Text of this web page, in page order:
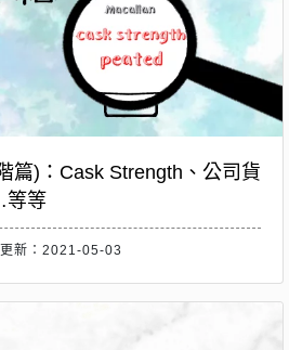
篇)：Cask Strength、公司貨
等等
新：2021-05-03